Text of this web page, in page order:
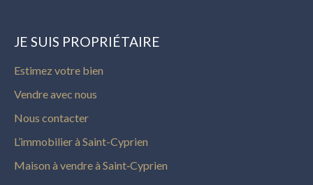
JE SUIS PROPRIÉTAIRE
Estimez votre bien
Vendre avec nous
Nous contacter
L’immobilier à Saint-Cyprien
Maison à vendre à Saint‑Cyprien